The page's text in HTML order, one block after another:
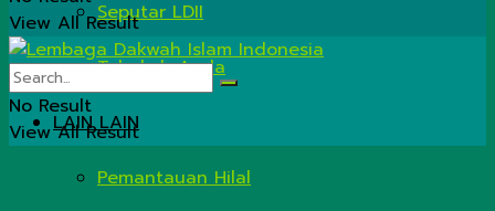
Seputar LDII
Tahukah Anda
LAIN LAIN
Pemantauan Hilal
View All Result
No Result
View All Result